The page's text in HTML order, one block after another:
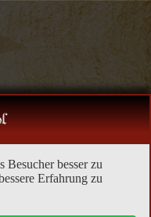
Besucher besser zu
Erfahrung zu